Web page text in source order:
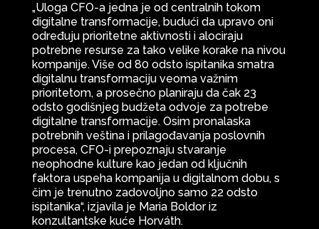
„Uloga CFO-a jedna je od centralnih tokom
digitalne transformacije, budući da upravo oni
određuju prioritetne aktivnosti i alociraju
potrebne resurse za tako velike korake na nivou
kompanije. Više od 80 odsto ispitanika smatra
digitalnu transformaciju veoma važnim
prioritetom, a prosečno planiraju da čak 23
odsto godišnjeg budžeta odvoje za potrebe
digitalne transformacije. Osim pronalaska
potrebnih veština i prilagođavanja poslovnih
procesa, CFO-i prepoznaju stvaranje
neophodne kulture kao jedan od ključnih
faktora uspeha kompanija u digitalnom dobu, s
čim je trenutno zadovoljno samo 22 odsto
ispitanika“, izjavila je Maria Boldor iz
konzultantske kuće Horváth.